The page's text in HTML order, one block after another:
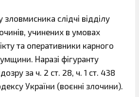
слідчі відділу
учинених в умовах
та оперативники карного
Наразі фігуранту
за ч. 2 ст. 28, ч. 1 ст. 438
України (воєнні злочини).